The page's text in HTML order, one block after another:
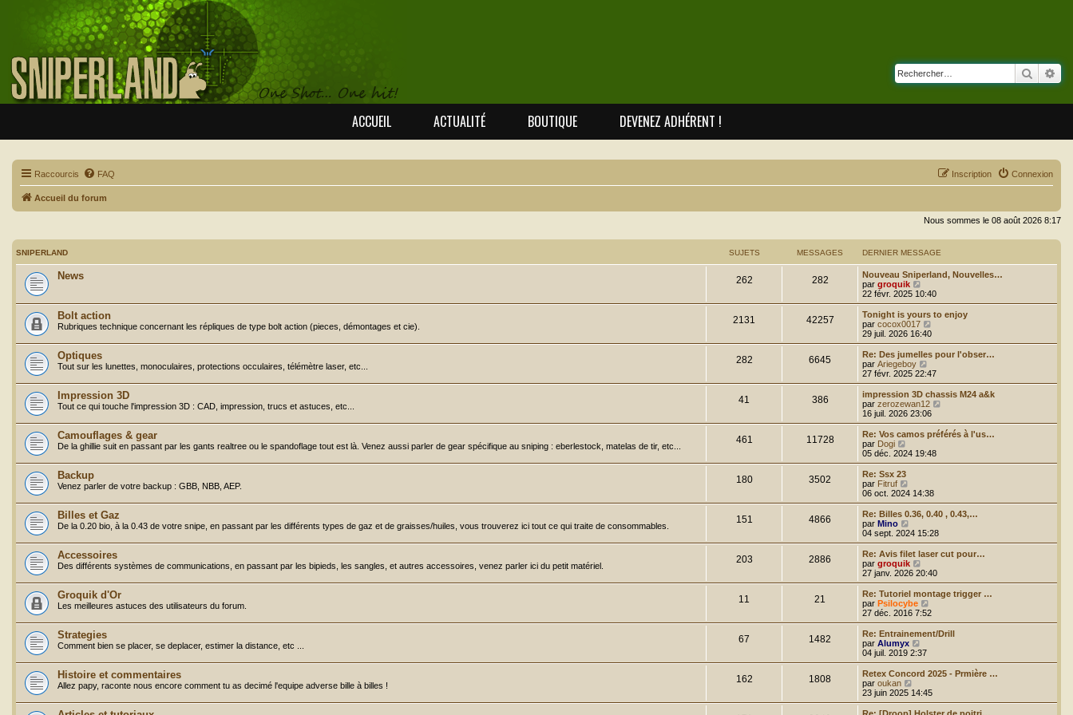
ACCUEIL ACTUALITÉ BOUTIQUE DEVENEZ ADHÉRENT !
Raccourcis FAQ Connexion
Inscription
Accueil du forum
Nous sommes le 08 août 2026 8:17
SNIPERLAND SUJETS MESSAGES DERNIER MESSAGE
News 262 282
Nouveau Sniperland, Nouvelles…
par groquik
o
n
s
u
l
e
r
l
e
e
r
n
i
e
m
e
a
g
e
22 févr. 2025 10:40
Bolt action
Rubriques technique concernant les répliques de type bolt action (pieces, démontages et cie).
2131 42257
Tonight is yours to enjoy
par cocox0017
n
s
u
l
e
r
l
e
n
i
m
e
s
a
g
e
29 juil. 2026 16:40
Optiques
Tout sur les lunettes, monoculaires, protections occulaires, télémètre laser, etc...
282 6645
Re: Des jumelles pour l'obser…
par Ariegeboy
o
n
s
u
l
r
l
e
n
i
e
m
e
s
a
g
e
27 févr. 2025 22:47
Impression 3D
Tout ce qui touche l'impression 3D : CAD, impression, trucs et astuces, etc...
41 386
impression 3D chassis M24 a&k
par zerozewan12
n
s
e
i
e
e
s
g
e
16 juil. 2026 23:06
Camouflages & gear
De la ghillie suit en passant par les gants realtree ou le spandoflage tout est là. Venez aussi parler de gear spécifique au sniping : eberlestock, matelas de tir, etc...
461 11728
Re: Vos camos préférés à l'us…
par Dogi
o
n
u
l
e
r
l
e
e
r
n
i
e
r
m
e
s
s
a
g
e
05 déc. 2024 19:48
Backup
Venez parler de votre backup : GBB, NBB, AEP.
180 3502
Re: Ssx 23
par Fitruf
o
n
s
l
e
r
l
e
e
r
n
i
e
r
m
e
s
s
a
g
e
06 oct. 2024 14:38
Billes et Gaz
De la 0.20 bio, à la 0.43 de votre snipe, en passant par les différents types de gaz et de graisses/huiles, vous trouverez ici tout ce qui traite de consommables.
151 4866
Re: Billes 0.36, 0.40 , 0.43,…
par Mino
o
n
s
u
l
e
r
l
e
e
r
n
i
e
r
m
e
04 sept. 2024 15:28
Accessoires
Des différents systèmes de communications, en passant par les bipieds, les sangles, et autres accessoires, venez parler ici du petit matériel.
203 2886
Re: Avis filet laser cut pour…
par groquik
o
n
s
u
l
r
l
e
e
n
i
27 janv. 2026 20:40
Groquik d'Or
Les meilleures astuces des utilisateurs du forum.
11 21
Re: Tutoriel montage trigger …
par Psilocybe
o
n
s
e
r
l
e
27 déc. 2016 7:52
Strategies
Comment bien se placer, se deplacer, estimer la distance, etc ...
67 1482
Re: Entrainement/Drill
par Alumyx
o
n
s
l
04 juil. 2019 2:37
Histoire et commentaires
Allez papy, raconte nous encore comment tu as decimé l'equipe adverse bille à billes !
162 1808
Retex Concord 2025 - Prmière …
par oukan
o
n
s
23 juin 2025 14:45
Re: [Droop] Holster de poitri…